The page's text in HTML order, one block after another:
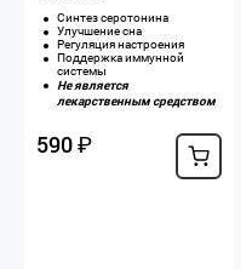
Синтез серотонина
Улучшение сна
Регуляция настроения
Поддержка иммунной
системы
Не является
лекарственным средством
590₽